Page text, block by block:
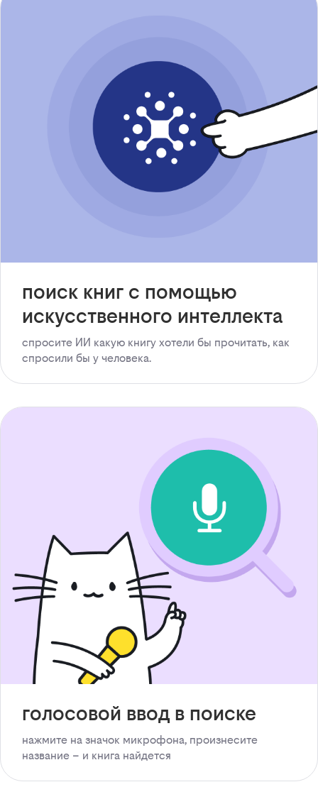
поиск книг с помощью
искусственного интеллекта
спросите ИИ какую книгу хотели бы прочитать, как
спросили бы у человека.
голосовой ввод в поиске
нажмите на значок микрофона, произнесите
название – и книга найдется